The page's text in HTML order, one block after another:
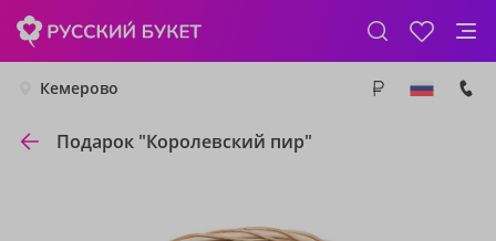
Кемерово
Подарок "Королевский пир"